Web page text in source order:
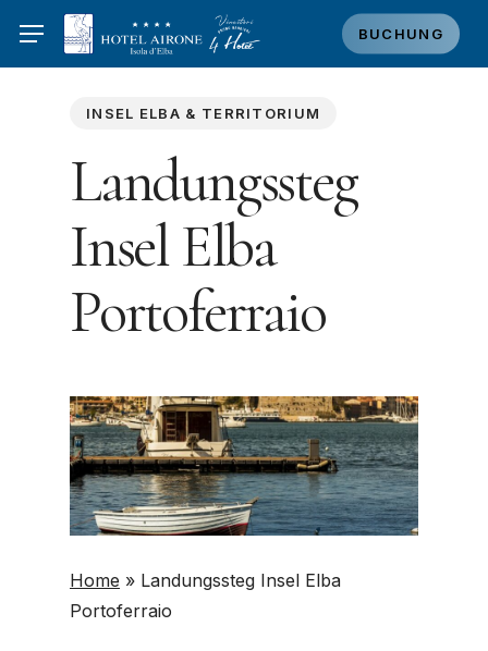
BUCHUNG
INSEL ELBA & TERRITORIUM
Landungssteg
Insel Elba
Portoferraio
Home » Landungssteg Insel Elba
Portoferraio